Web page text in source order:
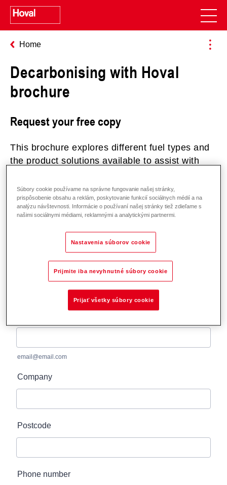
Home
Decarbonising with Hoval
brochure
Request your free copy
This brochure explores different fuel types and
the product solutions available to assist with
we will email you a copy.
Súbory cookie používame na správne fungovanie našej stránky,
prispôsobenie obsahu a reklám, poskytovanie funkcií sociálnych médií a na
analýzu návštevnosti. Informácie o používaní našej stránky tiež zdieľame s
našimi sociálnymi médiami, reklamnými a analytickými partnermi.
Nastavenia súborov cookie
Prijmite iba nevyhnutné súbory cookie
Prijať všetky súbory cookie